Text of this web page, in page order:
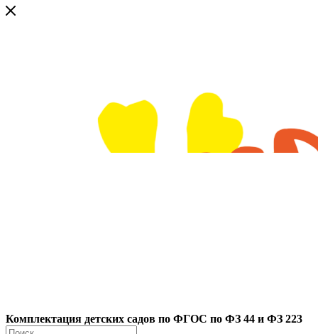
Комплектация детских садов по ФГОC по ФЗ 44 и ФЗ 223